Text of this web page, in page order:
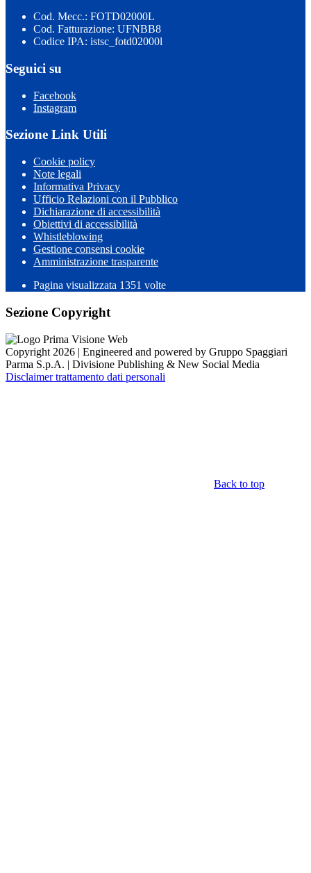
Cod. Mecc.: FOTD02000L
Cod. Fatturazione: UFNBB8
Codice IPA: istsc_fotd02000l
Seguici su
Facebook
Instagram
Sezione Link Utili
Cookie policy
Note legali
Informativa Privacy
Ufficio Relazioni con il Pubblico
Dichiarazione di accessibilità
Obiettivi di accessibilità
Whistleblowing
Gestione consensi cookie
Amministrazione trasparente
Pagina visualizzata 1351 volte
Sezione Copyright
Copyright 2026 | Engineered and powered by Gruppo Spaggiari
Parma S.p.A. | Divisione Publishing & New Social Media
Disclaimer trattamento dati personali
Back to top